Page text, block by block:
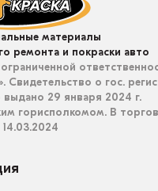
материалы
ремонта и покраски авто
Свидетельство о гос.
29 января 2024 г.
горисполкомом. В